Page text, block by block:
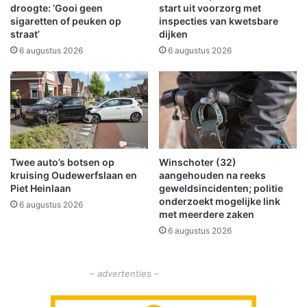
B
a
d
N
e
u
w
e
s
c
h
a
n
s
v
e
r
l
d
e
n
n
a
e
e
n
z
i
droogte: ‘Gooi geen
sigaretten of peuken op
straat’
6 augustus 2026
start uit voorzorg met
inspecties van kwetsbare
dijken
6 augustus 2026
Twee auto’s botsen op
kruising Oudewerfslaan en
Piet Heinlaan
6 augustus 2026
Winschoter (32)
aangehouden na reeks
geweldsincidenten; politie
onderzoekt mogelijke link
met meerdere zaken
6 augustus 2026
– advertenties –